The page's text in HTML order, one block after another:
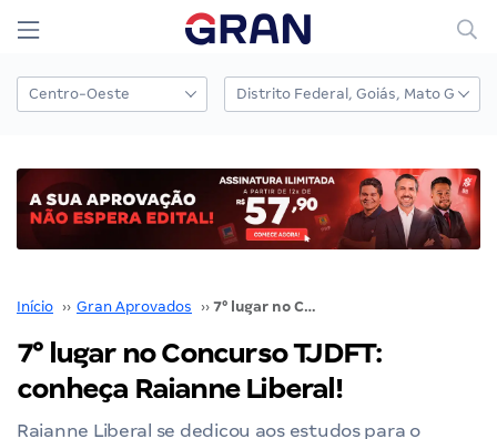
Início ›› Gran Aprovados ›› 7° lugar no Concurso TJDFT: conheça Raianne Liberal!
7° lugar no Concurso TJDFT:
conheça Raianne Liberal!
Raianne Liberal se dedicou aos estudos para o